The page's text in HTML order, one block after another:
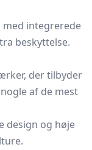
med integrerede
beskyttelse.
der tilbyder
af de mest
design og høje